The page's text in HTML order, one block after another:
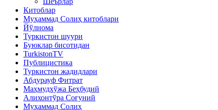
Китоблар
Муҳаммад Солиҳ китоблари
Йўлнома
Туркистон шуури
Буюклар бисотидан
TurkistonTV
Публицистика
Туркистон жадидлари
Абдурауф Фитрат
Маҳмудхўжа Беҳбудий
Алихонтўра Соғуний
Муҳаммад Солиҳ